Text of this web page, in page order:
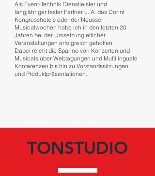
Als Event-Technik Dienstleister und
langjähriger fester Partner u. A. des Dorint
Kongresshotels oder der Neusser
Musicalwochen habe ich in den letzten 20
Jahren bei der Umsetzung etlicher
Veranstaltungen erfolgreich geholfen.
Dabei reicht die Spanne von Konzerten und
Musicals über Webtagungen und Multilinguale
Konferenzen bis hin zu Vorstandssitzungen
und Produktpräsentationen.
TONSTUDIO